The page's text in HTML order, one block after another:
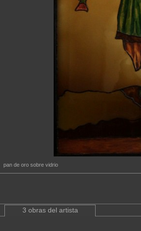
pan de oro sobre vidrio
3 obras del artista